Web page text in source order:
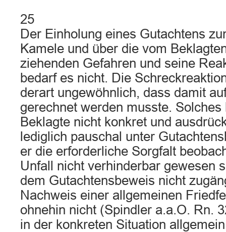
25
Der Einholung eines Gutachtens
Kamele und über die vom
ziehenden Gefahren und seine
bedarf es nicht. Die
derart ungewöhnlich, dass damit
gerechnet werden musste. Solches
Beklagte nicht konkret und
lediglich pauschal unter
er die erforderliche Sorgfalt
Unfall nicht verhinderbar gewesen
dem Gutachtensbeweis nicht
Nachweis einer allgemeinen
ohnehin nicht (Spindler a.a.O. Rn.
in der konkreten Situation